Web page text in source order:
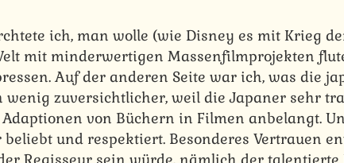
ich, man wolle (wie Disney es mit Krieg
mit minderwertigen Massenfilmprojekten
Auf der anderen Seite war ich, was die
wenig zuversichtlicher, weil die Japaner sehr
von Büchern in Filmen anbelangt.
und respektiert. Besonderes Vertrauen